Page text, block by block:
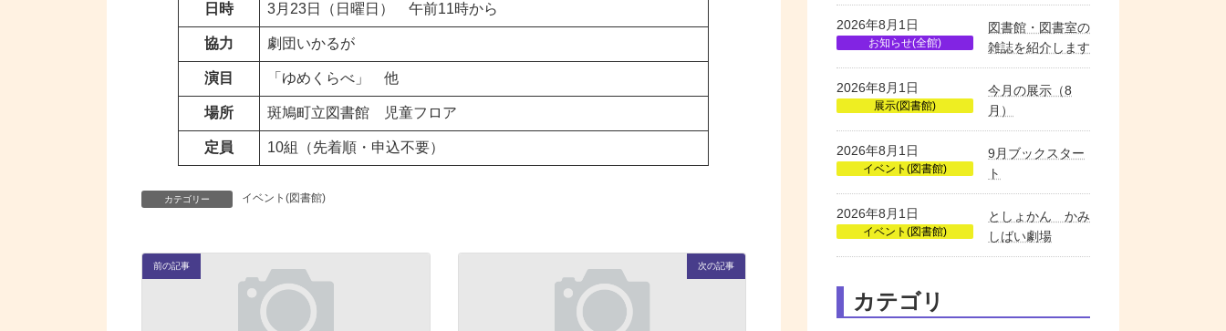
日時 3月23日（日曜日） 午前11時から
協力 劇団いかるが
演目 「ゆめくらべ」 他
場所 斑鳩町立図書館 児童フロア
定員 10組（先着順・申込不要）
カテゴリー イベント(図書館)
前の記事 次の記事
2026年8月1日
お知らせ(全館)
図書館・図書室の
雑誌を紹介します
2026年8月1日
展示(図書館)
今月の展示（8
月）
2026年8月1日
イベント(図書館)
9月ブックスター
ト
2026年8月1日
イベント(図書館)
としょかん かみ
しばい劇場
カテゴリ